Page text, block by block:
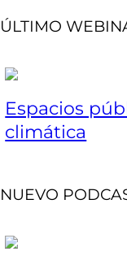
ÚLTIMO
Espacios
climática
NUEVO